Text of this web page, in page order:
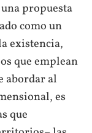
propuesta
como un
existencia,
que emplean
abordar al
es
que